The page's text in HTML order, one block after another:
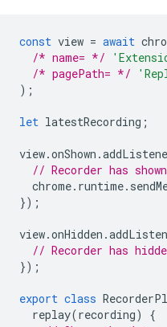
const view = await
/* name= */
/* pagePath= */
);
let latestRecording ;
view.onShown .
// Recorder has
chrome. runtime.
});
view.onHidden .
// Recorder has
});
export class
replay(recording)
{